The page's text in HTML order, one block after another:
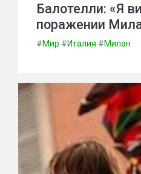
Балотелли: «Я
поражении
#Мир #Италия #Милан